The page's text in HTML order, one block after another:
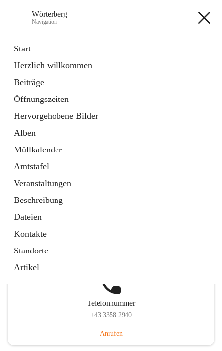
Wörterberg
Navigation
Start
Herzlich willkommen
Beiträge
Öffnungszeiten
Hervorgehobene Bilder
Alben
Müllkalender
Amtstafel
Veranstaltungen
Beschreibung
Dateien
Kontakte
Standorte
Artikel
5 Schnellzugriffe
Bürgerservice
9 Schnellzugriffe
Telefonnummer
+43 3358 2940
Anrufen